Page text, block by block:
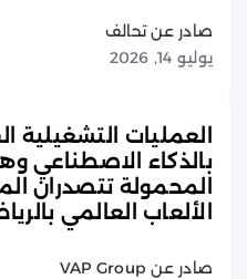
صادر عن تحالف
يوليو 14, 2026
العمليات التشغيلية
بالذكاء الاصطناعي
المحمولة تتصدران
الألعاب العالمي بالرياض
صادر عن VAP Group